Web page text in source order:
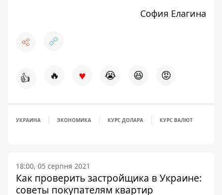
София Елагина
👍 🔥 ♥ 😭 😆 😡
УКРАИНА ЭКОНОМИКА КУРС ДОЛАРА КУРС ВАЛЮТ
18:00, 05 серпня 2021
Как проверить застройщика в Украине:
советы покупателям квартир